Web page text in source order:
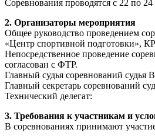
Соревнования проводятся с 22 по
2. Организаторы мероприятия
Общее руководство проведением
«Центр спортивной подготовки»,
Непосредственное проведение
согласован с ФТР.
Главный судья соревнований
Главный секретарь соревнований
Технический делегат:
3. Требования к участникам и
В соревнованиях принимают